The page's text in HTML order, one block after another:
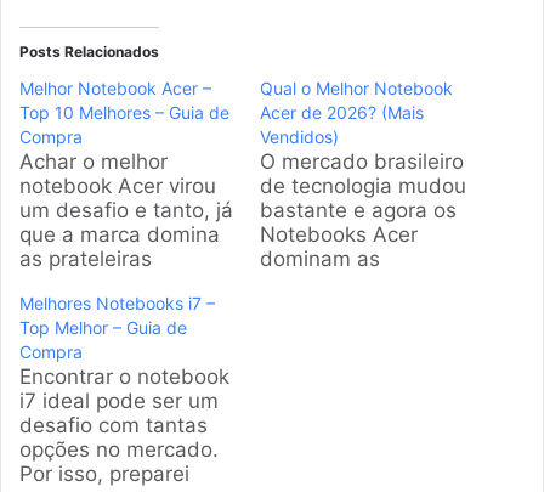
Posts Relacionados
Melhor Notebook Acer –
Top 10 Melhores – Guia de
Compra
Achar o melhor
notebook Acer virou
um desafio e tanto, já
que a marca domina
as prateleiras
dezenas de modelos
parecidos. A gente
sabe que você busca
uma máquina que
não trave, seja para
estudar ou jogar. Por
isso, selecionamos os
modelos mais
Qual o Melhor Notebook
Acer de 2026? (Mais
Vendidos)
O mercado brasileiro
de tecnologia mudou
bastante e agora os
Notebooks Acer
dominam as
Melhores Notebooks i7 –
Top Melhor – Guia de
Compra
Encontrar o notebook
i7 ideal pode ser um
desafio com tantas
opções no mercado.
Por isso, preparei